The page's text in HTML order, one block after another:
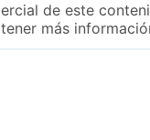
de este
más